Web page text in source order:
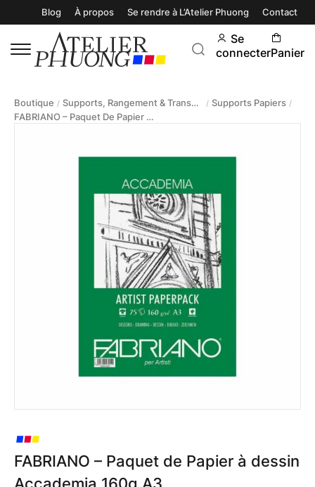
Blog À propos Se rendre à L’Atelier Phuong Contact
Se
connecterPanier
Boutique / Supports, Rangement & Transport / Supports Papiers /
FABRIANO – Paquet De Papier À Dessin Accademia 160g A3
FABRIANO – Paquet de Papier à dessin
Accademia 160g A3